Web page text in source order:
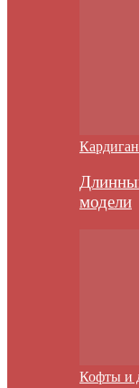
модели
Кофты и